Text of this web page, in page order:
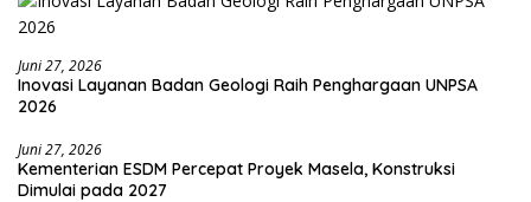
Juni 27, 2026
Inovasi Layanan Badan Geologi Raih Penghargaan UNPSA
2026
Juni 27, 2026
Kementerian ESDM Percepat Proyek Masela, Konstruksi
Dimulai pada 2027